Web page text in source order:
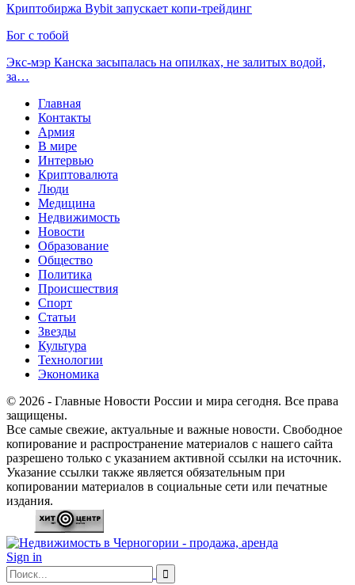
Криптобиржа Bybit запускает копи-трейдинг
Бог с тобой
Экс-мэр Канска засыпалась на опилках, не залитых водой,
за…
Главная
Контакты
Армия
В мире
Интервью
Криптовалюта
Люди
Медицина
Недвижимость
Новости
Образование
Общество
Политика
Происшествия
Спорт
Статьи
Звезды
Культура
Технологии
Экономика
© 2026 - Главные Новости России и мира сегодня. Все права
защищены.
Все самые свежие, актуальные и важные новости. Свободное
копирование и распространение материалов с нашего сайта
разрешено только с указанием активной ссылки на источник.
Указание ссылки также является обязательным при
копировании материалов в социальные сети или печатные
издания.
Sign in